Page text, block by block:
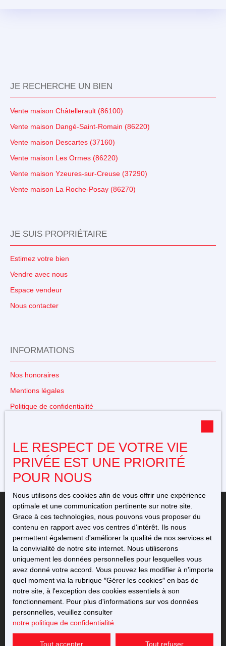
JE RECHERCHE UN BIEN
Vente maison Châtellerault (86100)
Vente maison Dangé-Saint-Romain (86220)
Vente maison Descartes (37160)
Vente maison Les Ormes (86220)
Vente maison Yzeures-sur-Creuse (37290)
Vente maison La Roche-Posay (86270)
JE SUIS PROPRIÉTAIRE
Estimez votre bien
Vendre avec nous
Espace vendeur
Nous contacter
INFORMATIONS
Nos honoraires
Mentions légales
Politique de confidentialité
Propulsé par
+33 5 49 23 12 11
76 avenue de l'Europe
86220 Dangé-Saint-Romain
LE RESPECT DE VOTRE VIE
PRIVÉE EST UNE PRIORITÉ
POUR NOUS
Nous utilisons des cookies afin de vous offrir une expérience
optimale et une communication pertinente sur notre site.
Grace à ces technologies, nous pouvons vous proposer du
contenu en rapport avec vos centres d'intérêt. Ils nous
permettent également d'améliorer la qualité de nos services et
la convivialité de notre site internet. Nous utiliserons
uniquement les données personnelles pour lesquelles vous
avez donné votre accord. Vous pouvez les modifier à n'importe
quel moment via la rubrique ″Gérer les cookies″ en bas de
notre site, à l'exception des cookies essentiels à son
fonctionnement. Pour plus d'informations sur vos données
personnelles, veuillez consulter
notre politique de confidentialité
Tout accepter Tout refuser